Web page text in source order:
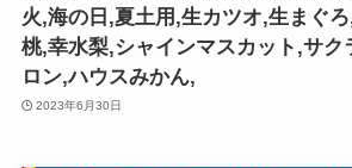
火,海の日,夏土用,生カツオ,生まぐ
桃,幸水梨,シャインマスカット,サク
ロン,ハウスみかん,
2023年6月30日